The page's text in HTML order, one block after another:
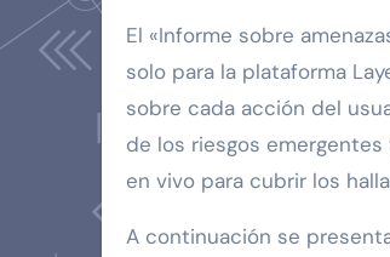
El «Informe sobre
solo para la plataforma
sobre cada acción del
de los riesgos
en vivo para cubrir los
A continuación se